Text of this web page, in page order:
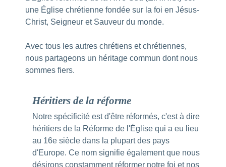
une Église chrétienne fondée sur la foi en Jésus-
Christ, Seigneur et Sauveur du monde.
Avec tous les autres chrétiens et chrétiennes,
nous partageons un héritage commun dont nous
sommes fiers.
Héritiers de la réforme
Notre spécificité est d'être réformés, c'est à dire
héritiers de la Réforme de l'Église qui a eu lieu
au 16e siècle dans la plupart des pays
d'Europe. Ce nom signifie également que nous
désirons constamment réformer notre foi et nos